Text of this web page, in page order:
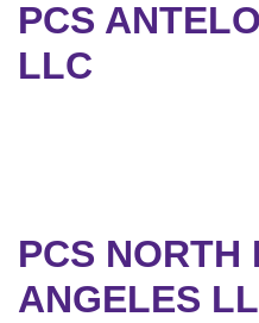
PCS
LLC
PCS NORTH
ANGELES